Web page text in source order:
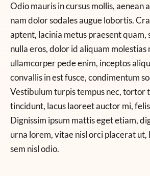
Odio mauris in cursus mollis, aenean
nam dolor sodales augue lobortis.
aptent, lacinia metus praesent quam,
nulla eros, dolor id aliquam
ullamcorper pede enim, inceptos
convallis in est fusce, condimentum
Vestibulum turpis tempus nec, tortor
tincidunt, lacus laoreet auctor mi,
Dignissim ipsum mattis eget etiam,
urna lorem, vitae nisl orci placerat
sem nisl odio.